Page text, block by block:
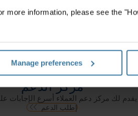
more information, please see the
Manage preferences
مركز الدعم
يقدم لك مركز دعم العملاء أسرع الإجابات
إطلب الدعم